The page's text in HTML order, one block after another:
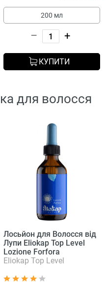
200 мл
– +
КУПИТИ
для волосся
Лосьйон для Волосся від
Лупи Eliokap Top Level
Lozione Forfora
Eliokap Top Level